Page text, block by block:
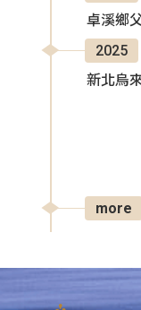
卓溪鄉
2025
新北烏
more